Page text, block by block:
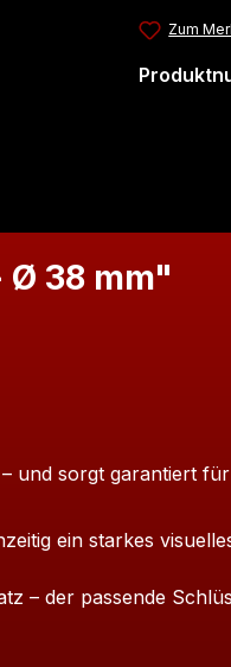
Zum
Ø 38 mm"
und sorgt garantiert
ein starkes
– der passende